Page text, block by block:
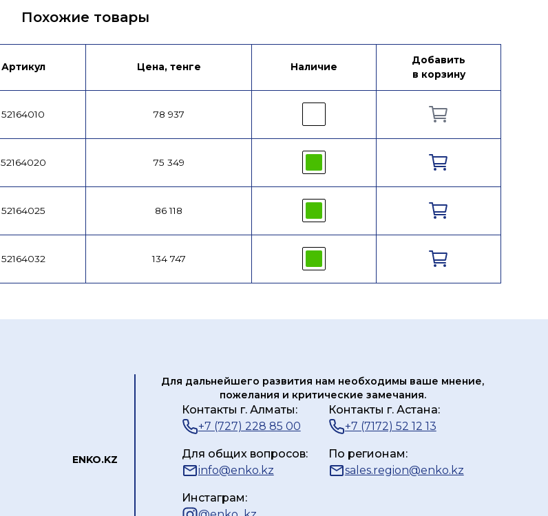
Похожие товары
Артикул Цена, тенге Наличие
Добавить
в корзину
52164010 78 937
52164020 75 349
52164025 86 118
52164032 134 747
ЕNKO.KZ
Для дальнейшего развития нам необходимы ваше мнение,
пожелания и критические замечания.
Контакты г. Алматы:
+7 (727) 228 85 00
Контакты г. Астана:
+7 (7172) 52 12 13
Для общих вопросов:
info@enko.kz
По регионам:
sales.region@enko.kz
Инстаграм: